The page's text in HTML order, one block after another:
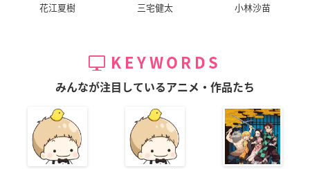
花江夏樹 三宅健太 小林沙苗
KEYWORDS
みんなが注目しているアニメ・作品たち